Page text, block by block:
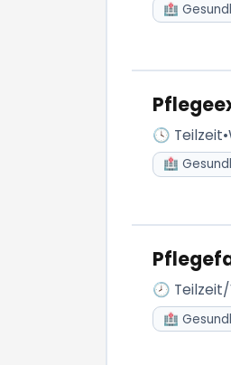
🏥
🕓 Teilzeit•
🏥
🕗
🏥